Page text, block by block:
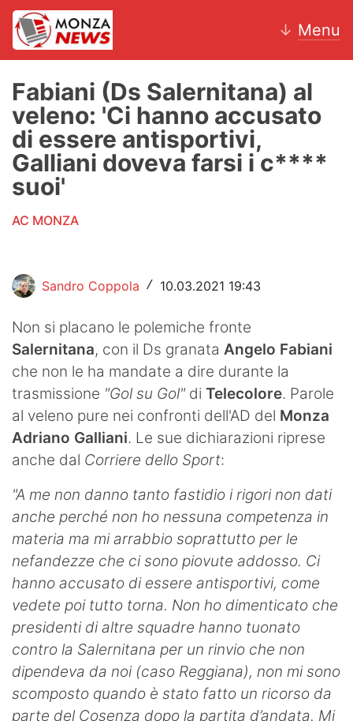
↓ Menu
News
AC Monza
Calcio
Volley
Altri sport
Hockey
Pallanuoto
Pallamano
News
Turismo
Eventi
Fabiani (Ds Salernitana) al
veleno: 'Ci hanno accusato
di essere antisportivi,
Galliani doveva farsi i c****
suoi'
AC MONZA
Sandro Coppola / 10.03.2021 19:43
Non si placano le polemiche fronte
Salernitana, con il Ds granata Angelo Fabiani
che non le ha mandate a dire durante la
trasmissione "Gol su Gol" di Telecolore. Parole
al veleno pure nei confronti dell'AD del Monza
Adriano Galliani. Le sue dichiarazioni riprese
anche dal Corriere dello Sport:
"A me non danno tanto fastidio i rigori non dati
anche perché non ho nessuna competenza in
materia ma mi arrabbio soprattutto per le
nefandezze che ci sono piovute addosso. Ci
hanno accusato di essere antisportivi, come
vedete poi tutto torna. Non ho dimenticato che
presidenti di altre squadre hanno tuonato
contro la Salernitana per un rinvio che non
dipendeva da noi (caso Reggiana), non mi sono
scomposto quando è stato fatto un ricorso da
parte del Cosenza dopo la partita d’andata. Mi